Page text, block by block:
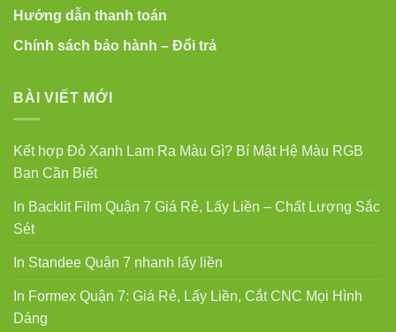
Hướng dẫn thanh toán
Chính sách bảo hành – Đổi trả
BÀI VIẾT MỚI
Kết hợp Đỏ Xanh Lam Ra Màu Gì? Bí Mật Hệ Màu RGB
Bạn Cần Biết
In Backlit Film Quận 7 Giá Rẻ, Lấy Liền – Chất Lượng Sắc
Sét
In Standee Quận 7 nhanh lấy liền
In Formex Quận 7: Giá Rẻ, Lấy Liền, Cắt CNC Mọi Hình
Dáng